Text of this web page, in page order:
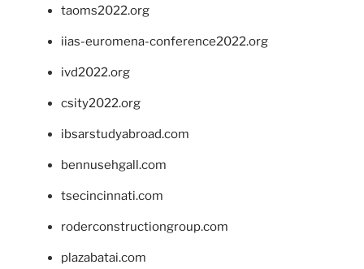
taoms2022.org
iias-euromena-conference2022.org
ivd2022.org
csity2022.org
ibsarstudyabroad.com
bennusehgall.com
tsecincinnati.com
roderconstructiongroup.com
plazabatai.com